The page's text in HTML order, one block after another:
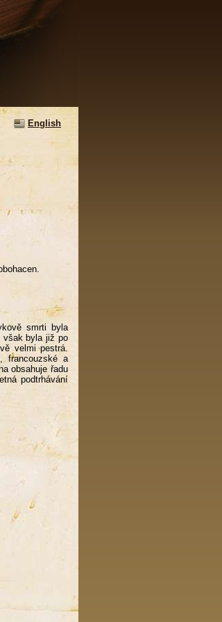
English
smrti byla
však byla již po
velmi pestrá.
francouzské a
obsahuje řadu
podtrhávání